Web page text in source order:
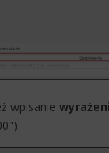
wpisanie